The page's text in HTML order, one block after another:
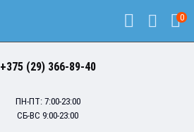
0
+375 (29) 366-89-40
ПН-ПТ: 7:00-23:00
СБ-ВС 9:00-23:00